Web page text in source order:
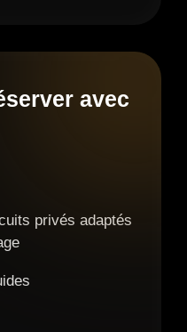
avec
privés adaptés